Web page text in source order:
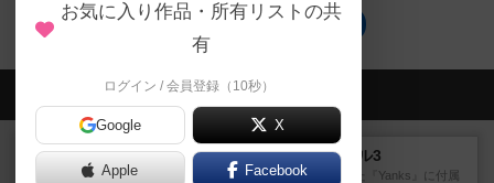
シティチェイスのトップに戻る
会員の新しい投稿
レビュー ヤンクス：ASLモジュール3
1987年にAvalon Hill社が出版した『Yanks』に付属
お気に入り作品・所有リストの共
有
ログイン / 会員登録（10秒）
Google X
Apple Facebook